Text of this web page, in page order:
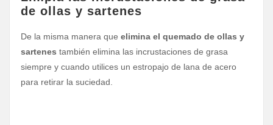
de ollas y sartenes
De la misma manera que elimina el quemado de ollas y
sartenes también elimina las incrustaciones de grasa
siempre y cuando utilices un estropajo de lana de acero
para retirar la suciedad.